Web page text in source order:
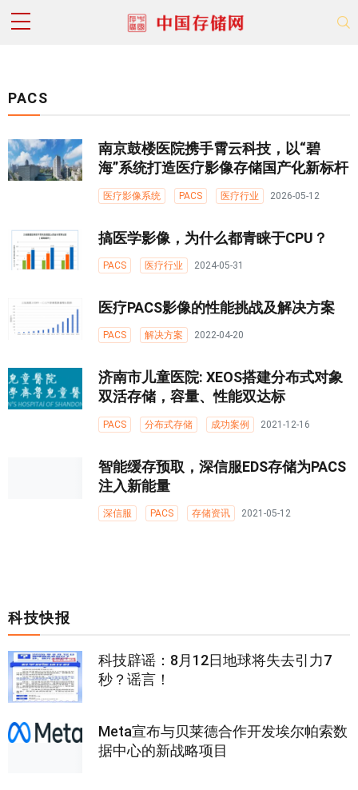
PACS
南京鼓楼医院携手霄云科技，以“碧
海”系统打造医疗影像存储国产化新标杆
医疗影像系统 PACS 医疗行业 2026-05-12
搞医学影像，为什么都青睐于CPU？
PACS 医疗行业 2024-05-31
医疗PACS影像的性能挑战及解决方案
PACS 解决方案 2022-04-20
济南市儿童医院: XEOS搭建分布式对象
双活存储，容量、性能双达标
PACS 分布式存储 成功案例 2021-12-16
智能缓存预取，深信服EDS存储为PACS
注入新能量
深信服 PACS 存储资讯 2021-05-12
科技快报
科技辟谣：8月12日地球将失去引力7
秒？谣言！
Meta宣布与贝莱德合作开发埃尔帕索数
据中心的新战略项目